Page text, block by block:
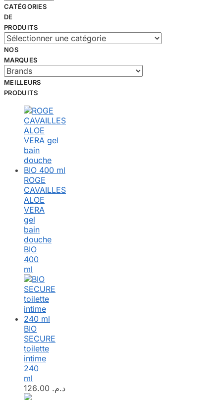
CATÉGORIES
DE
PRODUITS
NOS
MARQUES
MEILLEURS
PRODUITS
ROGE
CAVAILLES
ALOE
VERA
gel
bain
douche
BIO
400
ml
BIO
SECURE
toilette
intime
240
ml
د.م.